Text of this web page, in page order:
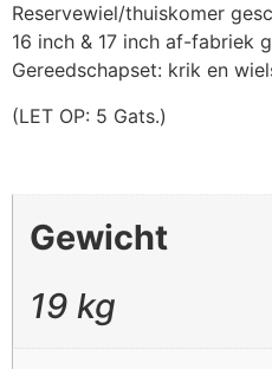
Reservewiel/thuiskomer
16 inch & 17 inch af-fabriek
Gereedschapset: krik en
(LET OP: 5 Gats.)
Gewicht
19 kg